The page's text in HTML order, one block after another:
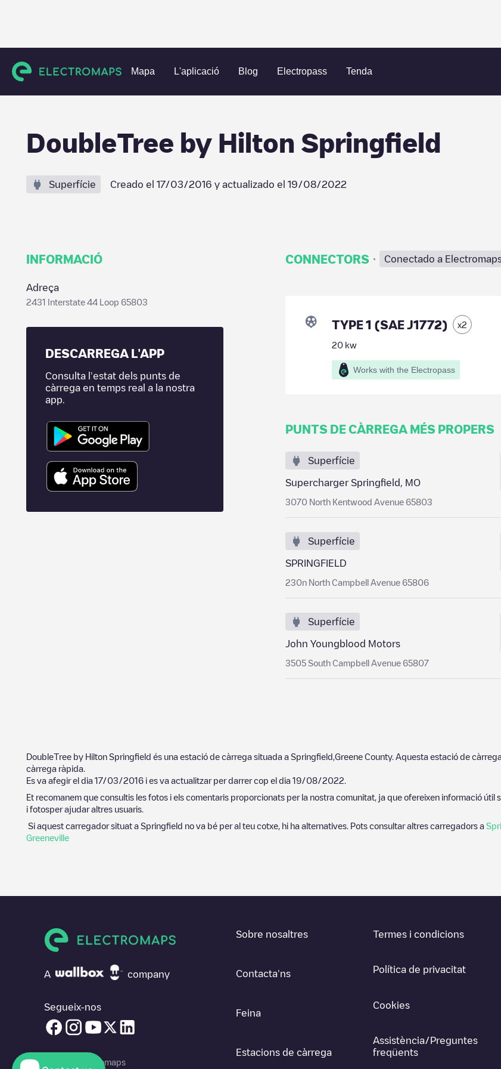
Mapa L'aplicació Blog Electropass Tenda
Charging stations Estats Units Greene County Springfield DoubleTree by Hilton Springfield
DoubleTree by Hilton Springfield
Superfície Creado el 17/03/2016 y actualizado el 19/08/2022
INFORMACIÓ
Adreça
2431 Interstate 44 Loop 65803
DESCARREGA L'APP
Consulta l'estat dels punts de
càrrega en temps real a la nostra
app.
CONNECTORS · Conectado a
TYPE 1 (SAE J1772) x2
20kw
Works with the Electropass
PUNTS DE CÀRREGA MÉS PROPERS
Superfície
Supercharger Springfield, MO
3070 North Kentwood Avenue 65803
Superfície
SPRINGFIELD
230n North Campbell Avenue 65806
Superfície
John Youngblood Motors
3505 South Campbell Avenue 65807
DoubleTree by Hilton Springfield és una estació de càrrega situada a Springfield Greene County. Aquesta estació de
càrrega ràpida.
Es va afegir el dia 17/03/2016 i es va actualitzar per darrer cop el dia 19/08/2022
Et recomanem que consultis les fotos i els comentaris proporcionats per la nostra comunitat, ja que ofereixen informació
i fotosper ajudar altres usuaris.
Si aquest carregador situat a Springfield no va bé per al teu cotxe, hi ha alternatives. Pots consultar altres carregadors a
Greeneville
A company
Segueix-nos
© 2026 Electromaps
Sobre nosaltres
Contacta'ns
Feina
Estacions de càrrega
Termes i condicions
Política de privacitat
Cookies
Assistència/Preguntes
freqüents